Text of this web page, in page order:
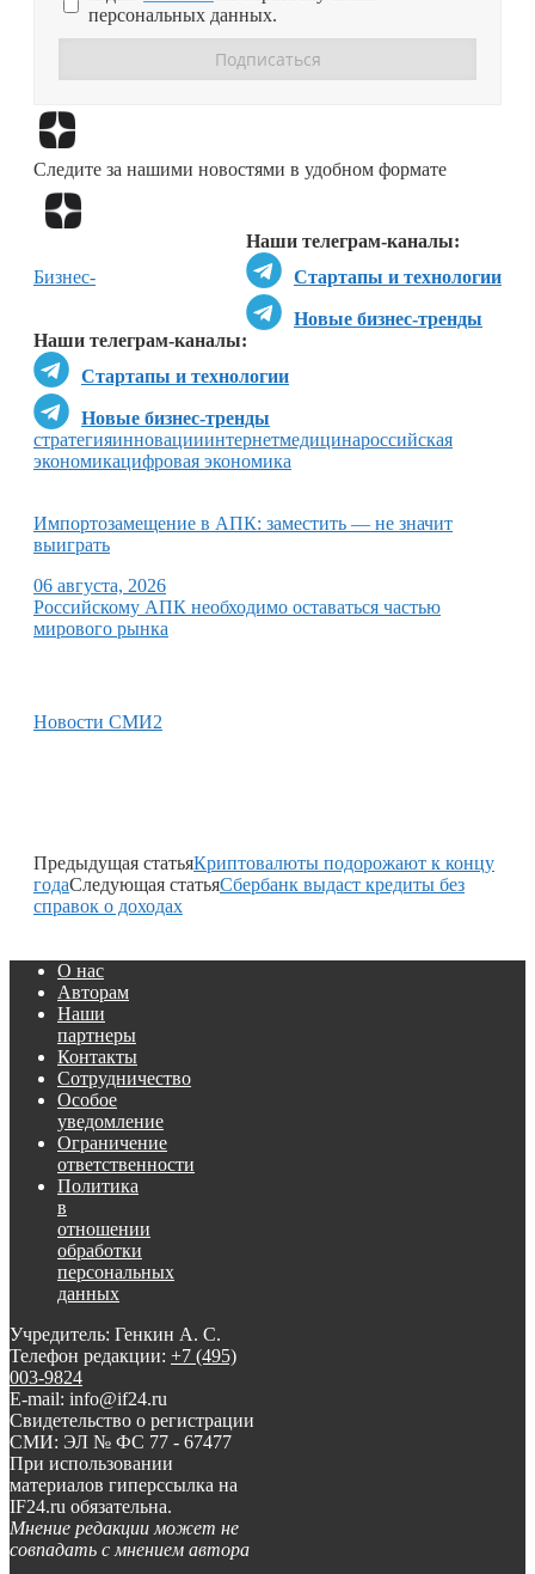
персональных данных.
Следите за нашими новостями в удобном формате
Наши телеграм-каналы:
Стартапы и технологии
Новые бизнес-тренды
Наши телеграм-каналы:
Стартапы и технологии
Новые бизнес-тренды
Бизнес-
стратегияинновацииинтернетмедицинароссийская
экономикацифровая экономика
Импортозамещение в АПК: заместить — не значит
выиграть
06 августа, 2026
Российскому АПК необходимо оставаться частью
мирового рынка
Новости СМИ2
Предыдущая статьяКриптовалюты подорожают к концу
годаСледующая статьяСбербанк выдаст кредиты без
справок о доходах
О нас
Авторам
Наши
партнеры
Контакты
Сотрудничество
Особое
уведомление
Ограничение
ответственности
Политика
в
отношении
обработки
персональных
данных
Учредитель: Генкин А. С.
Телефон редакции: +7 (495)
003-9824
E-mail: info@if24.ru
Свидетельство о регистрации
СМИ: ЭЛ № ФС 77 - 67477
При использовании
материалов гиперссылка на
IF24.ru обязательна.
Мнение редакции может не
совпадать с мнением автора